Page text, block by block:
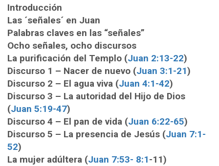
Introducción
Las ´señales´ en Juan
Palabras claves en las “señales”
Ocho señales, ocho discursos
La purificación del Templo (Juan 2:13-22)
Discurso 1 – Nacer de nuevo (Juan 3:1-21)
Discurso 2 – El agua viva (Juan 4:1-42)
Discurso 3 – La autoridad del Hijo de Dios
(Juan 5:19-47)
Discurso 4 – El pan de vida (Juan 6:22-65)
Discurso 5 – La presencia de Jesús (Juan 7:1-
52)
La mujer adúltera (Juan 7:53- 8:1-11)